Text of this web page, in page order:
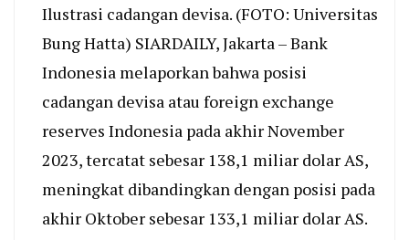
Ilustrasi cadangan devisa. (FOTO: Universitas
Bung Hatta) SIARDAILY, Jakarta – Bank
Indonesia melaporkan bahwa posisi
cadangan devisa atau foreign exchange
reserves Indonesia pada akhir November
2023, tercatat sebesar 138,1 miliar dolar AS,
meningkat dibandingkan dengan posisi pada
akhir Oktober sebesar 133,1 miliar dolar AS.